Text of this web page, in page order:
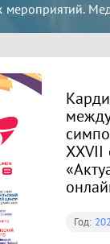
XХVII
Год: